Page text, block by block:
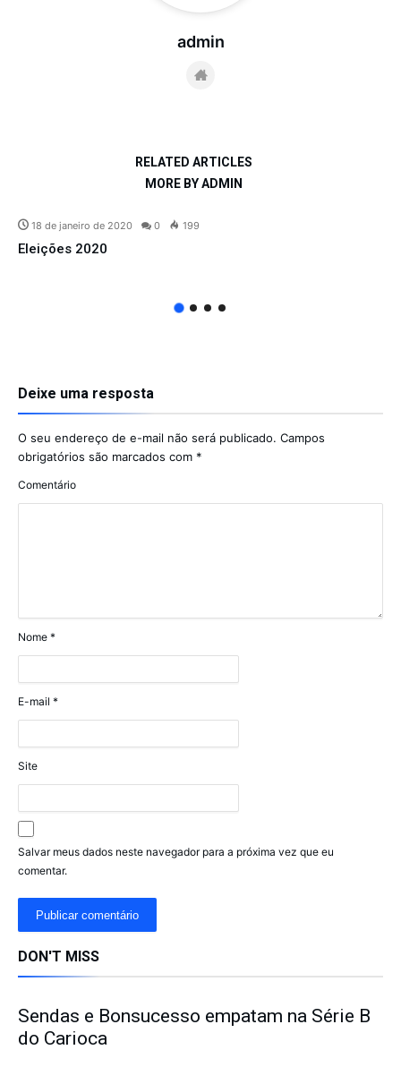
admin
RELATED ARTICLES
MORE BY ADMIN
18 de janeiro de 2020 0 199
Eleições 2020
Deixe uma resposta
O seu endereço de e-mail não será publicado. Campos
obrigatórios são marcados com *
Comentário
Nome *
E-mail *
Site
Salvar meus dados neste navegador para a próxima vez que eu
comentar.
DON'T MISS
Sendas e Bonsucesso empatam na Série B
do Carioca